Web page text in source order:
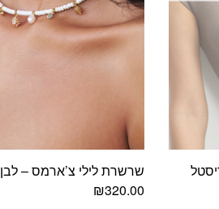
שרשרת לילי צ’ארמס – לבן
₪320.00